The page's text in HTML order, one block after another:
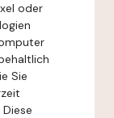
oder
Sie